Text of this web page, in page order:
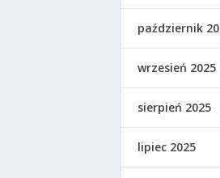
październik
wrzesień 2025
sierpień 2025
lipiec 2025